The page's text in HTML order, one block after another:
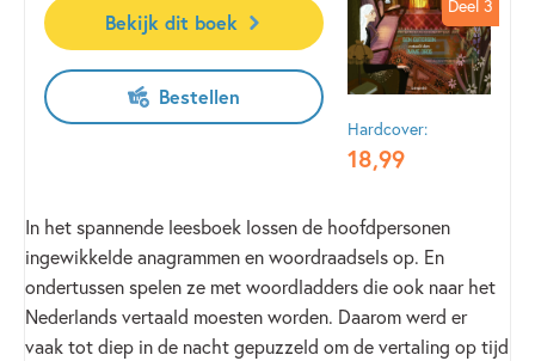
klassieke illustraties van Ernest Shepard, en greep de
uitgever de kans om het ‘verloren hoofdstuk’ weer toe te
voegen. Reggie vertaalde het alsnog, en zo wasDe wind in
de wilgen
eindelijk weer compleet!
Deel 3
Deel 3
Hardcover:
18,99
Bekijk dit boek
Bestellen
In het spannende leesboek lossen de hoofdpersonen
ingewikkelde anagrammen en woordraadsels op. En
ondertussen spelen ze met woordladders die ook naar het
Nederlands vertaald moesten worden. Daarom werd er
vaak tot diep in de nacht gepuzzeld om de vertaling op tijd